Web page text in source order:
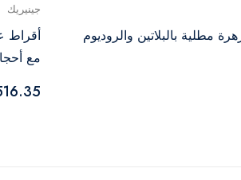
مطلية بالبلاتين والروديوم
جينيريك
أقراط
مع